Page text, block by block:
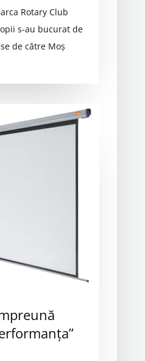
Rotary Club
s-au bucurat de
de către Moș